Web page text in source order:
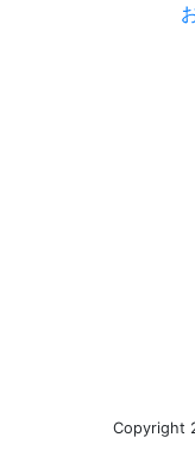
Copyright